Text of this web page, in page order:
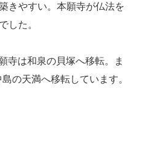
きやすい。本願寺が仏法を
した。
寺は和泉の貝塚へ移転。ま
の天満へ移転しています。